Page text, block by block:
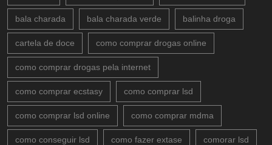
bala charada bala charada verde balinha droga
cartela de doce como comprar drogas online
como comprar drogas pela internet
como comprar ecstasy como comprar lsd
como comprar lsd online como comprar mdma
como conseguir lsd como fazer extase comorar lsd